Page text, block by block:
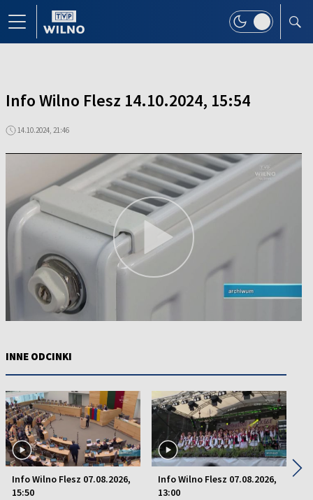
Info Wilno Flesz 14.10.2024, 15:54
14.10.2024, 21:46
INNE ODCINKI
Info Wilno Flesz 07.08.2026,
15:50
Info Wilno Flesz 07.08.2026,
13:00
▶